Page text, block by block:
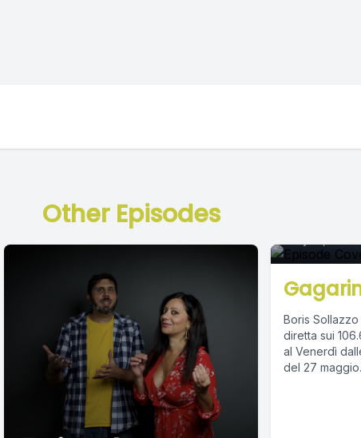
Other Episodes
Boris
diretta sui
al Venerdì dalle
del 27